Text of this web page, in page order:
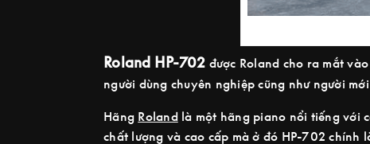
Roland HP-702 được Roland cho ra mắt
người dùng chuyên nghiệp cũng như người
Hãng Rolandlà một hãng piano nổi tiếng với
chất lượng và cao cấp mà ở đó HP-702 chính